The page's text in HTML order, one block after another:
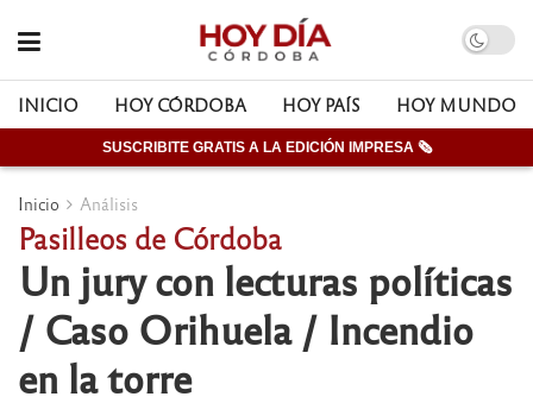
INICIO HOY CÓRDOBA HOY PAÍS HOY MUNDO
SUSCRIBITE GRATIS A LA EDICIÓN IMPRESA 🗞
Inicio Análisis
Pasilleos de Córdoba
Un jury con lecturas políticas
/ Caso Orihuela / Incendio
en la torre